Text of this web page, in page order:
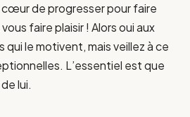
cœur de progresser pour faire
faire plaisir ! Alors oui aux
le motivent, mais veillez à ce
L’essentiel est que
lui.